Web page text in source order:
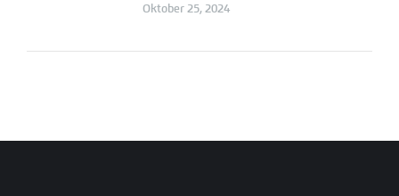
Oktober 25, 2024